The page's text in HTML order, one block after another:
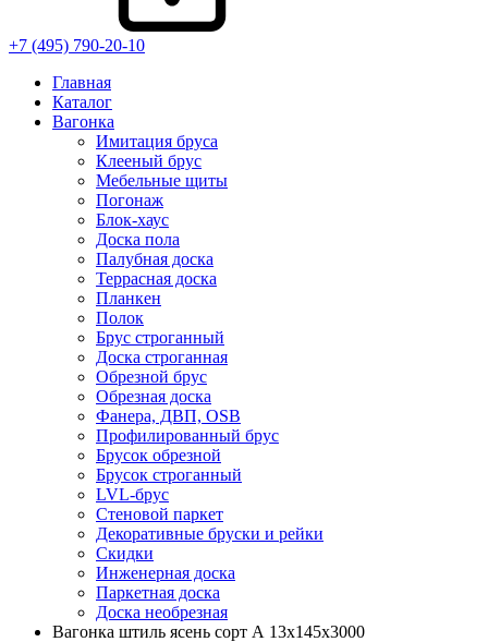
+7 (495) 790-20-10
Главная
Каталог
Вагонка
Имитация бруса
Клееный брус
Мебельные щиты
Погонаж
Блок-хаус
Доска пола
Палубная доска
Террасная доска
Планкен
Полок
Брус строганный
Доска строганная
Обрезной брус
Обрезная доска
Фанера, ДВП, OSB
Профилированный брус
Брусок обрезной
Брусок строганный
LVL-брус
Стеновой паркет
Декоративные бруски и рейки
Скидки
Инженерная доска
Паркетная доска
Доска необрезная
Вагонка штиль ясень сорт А 13х145х3000